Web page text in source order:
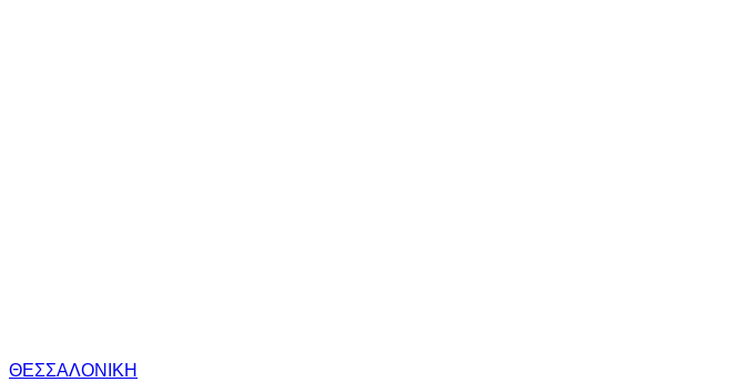
ΘΕΣΣΑΛΟΝΙΚΗ